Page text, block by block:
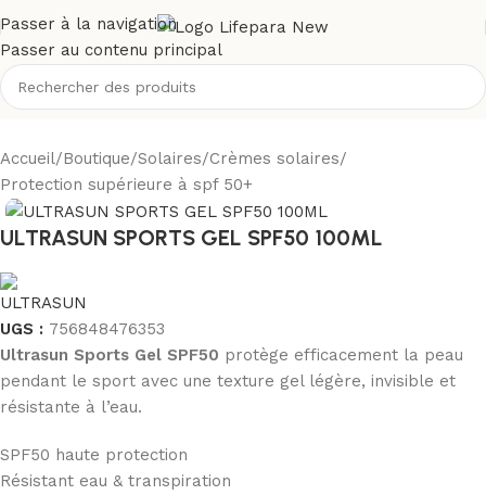
Passer à la navigation
Passer au contenu principal
Accueil/Boutique/Solaires/Crèmes solaires/
Protection supérieure à spf 50+
ULTRASUN SPORTS GEL SPF50 100ML
UGS : 756848476353
Ultrasun Sports Gel SPF50 protège efficacement la peau
pendant le sport avec une texture gel légère, invisible et
résistante à l’eau.
SPF50 haute protection
Résistant eau & transpiration